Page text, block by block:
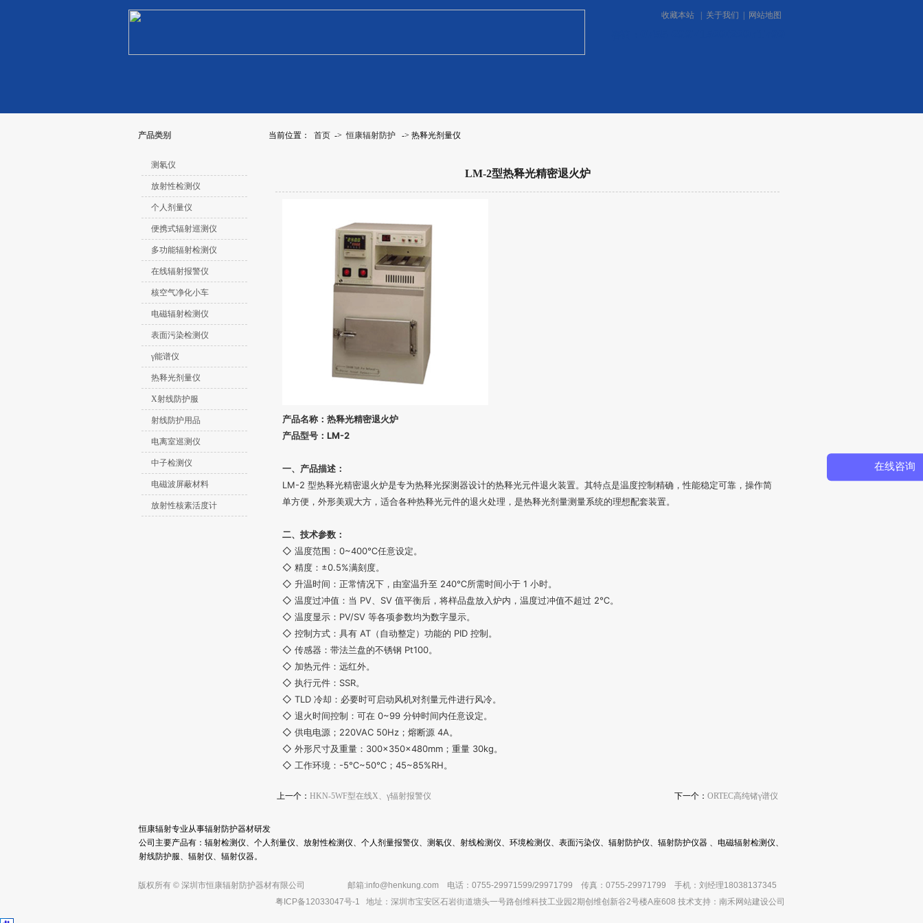
收藏本站 关于我们 网站地图
产品类别 当前位置： 首页 -> 恒康辐射防护 -> 热释光剂量仪
测氡仪
放射性检测仪
个人剂量仪
便携式辐射巡测仪
多功能辐射检测仪
在线辐射报警仪
核空气净化小车
电磁辐射检测仪
表面污染检测仪
γ能谱仪
热释光剂量仪
X射线防护服
射线防护用品
电离室巡测仪
中子检测仪
电磁波屏蔽材料
放射性核素活度计
LM-2型热释光精密退火炉
产品名称：热释光精密退火炉
产品型号：LM-2
一、产品描述：
LM-2 型热释光精密退火炉是专为热释光探测器设计的热释光元件退火装置。其特点是温度控制精确，性能稳定可靠，操作简
单方便，外形美观大方，适合各种热释光元件的退火处理，是热释光剂量测量系统的理想配套装置。
二、技术参数：
◇ 温度范围：0~400℃任意设定。
◇ 精度：±0.5%满刻度。
◇ 升温时间：正常情况下，由室温升至 240℃所需时间小于 1 小时。
◇ 温度过冲值：当 PV、SV 值平衡后，将样品盘放入炉内，温度过冲值不超过 2℃。
◇ 温度显示：PV/SV 等各项参数均为数字显示。
◇ 控制方式：具有 AT（自动整定）功能的 PID 控制。
◇ 传感器：带法兰盘的不锈钢 Pt100。
◇ 加热元件：远红外。
◇ 执行元件：SSR。
◇ TLD 冷却：必要时可启动风机对剂量元件进行风冷。
◇ 退火时间控制：可在 0~99 分钟时间内任意设定。
◇ 供电电源；220VAC 50Hz；熔断源 4A。
◇ 外形尺寸及重量：300×350×480mm；重量 30kg。
◇ 工作环境：-5℃~50℃；45~85%RH。
上一个： HKN-5WF型在线X、γ辐射报警仪 下一个： ORTEC高纯锗γ谱仪
恒康辐射专业从事辐射防护器材研发
公司主要产品有：辐射检测仪、个人剂量仪、放射性检测仪、个人剂量报警仪、测氡仪、射线检测仪、环境检测仪、表面污染仪、辐射防护仪、辐射防护仪器 、电磁辐射检测仪、
射线防护服、辐射仪、辐射仪器。
版权所有 © 深圳市恒康辐射防护器材有限公司 邮箱:info@henkung.com 电话：0755-29971599/29971799 传真：0755-29971799 手机：刘经理18038137345
粤ICP备12033047号-1 地址：深圳市宝安区石岩街道塘头一号路创维科技工业园2期创维创新谷2号楼A座608 技术支持： 南禾网站建设公司
在线咨询